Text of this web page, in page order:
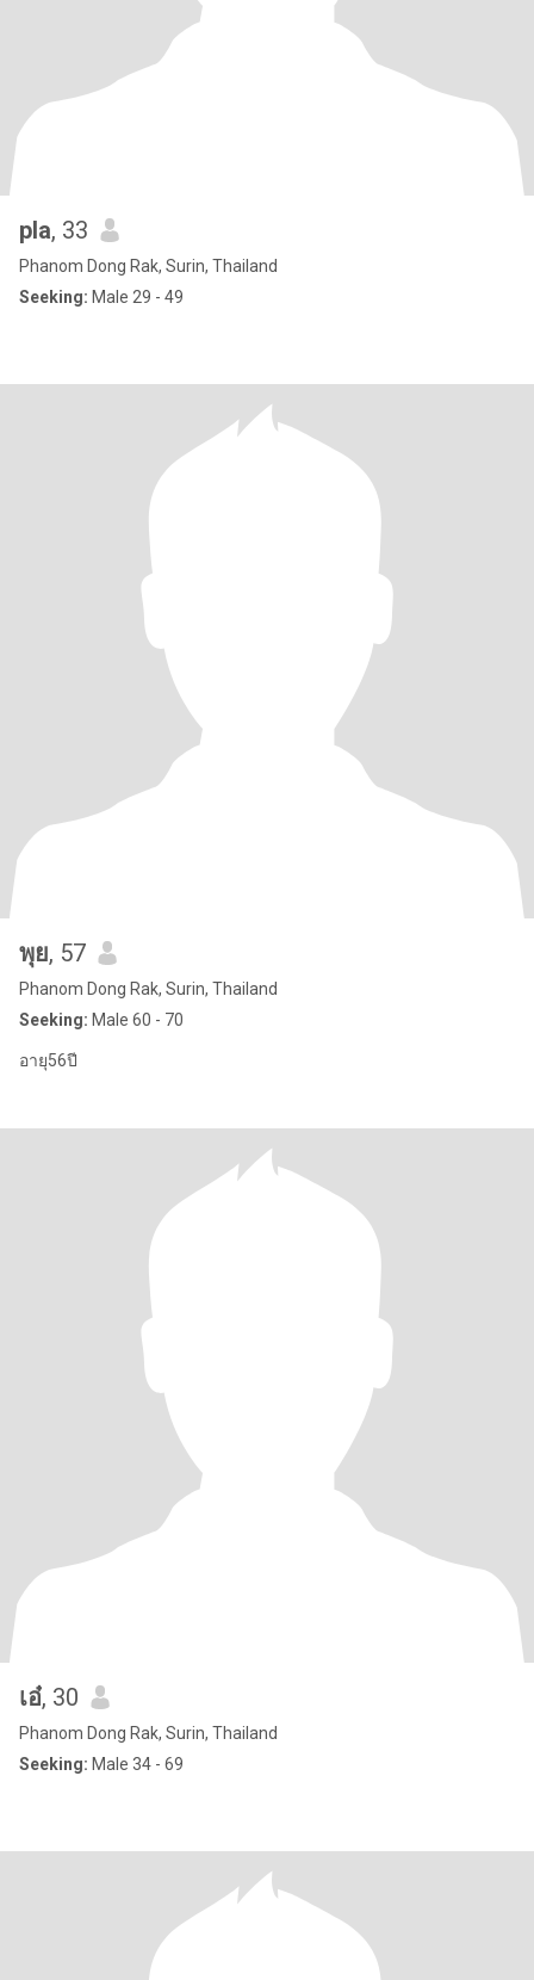
pla, 33
Phanom Dong Rak, Surin, Thailand
Seeking: Male 29 - 49
พุย, 57
Phanom Dong Rak, Surin, Thailand
Seeking: Male 60 - 70
อายุ56ปี
เอ๋, 30
Phanom Dong Rak, Surin, Thailand
Seeking: Male 34 - 69